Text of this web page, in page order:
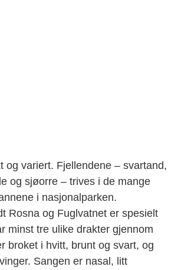
og variert. Fjellendene – svartand,
og sjøorre – trives i de mange
i nasjonalparken.
Rosna og Fuglvatnet er spesielt
minst tre ulike drakter gjennom
broket i hvitt, brunt og svart, og
Sangen er nasal, litt